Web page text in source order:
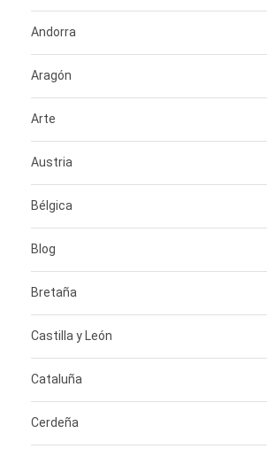
Andorra
Aragón
Arte
Austria
Bélgica
Blog
Bretaña
Castilla y León
Cataluña
Cerdeña